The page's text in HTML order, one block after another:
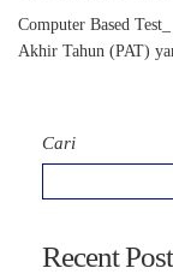
Computer Based
Akhir Tahun (PAT)
Cari
Recent